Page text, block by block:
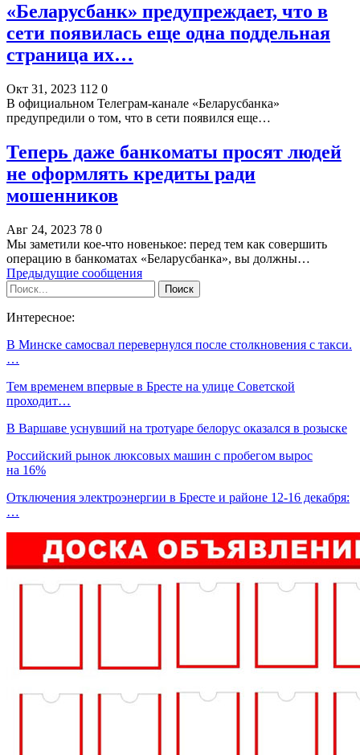
«Беларусбанк» предупреждает, что в
сети появилась еще одна поддельная
страница их…
Окт 31, 2023 112 0
В официальном Телеграм-канале «Беларусбанка»
предупредили о том, что в сети появился еще…
Теперь даже банкоматы просят людей
не оформлять кредиты ради
мошенников
Авг 24, 2023 78 0
Мы заметили кое-что новенькое: перед тем как совершить
операцию в банкоматах «Беларусбанка», вы должны…
Предыдущие сообщения
Интересное:
В Минске самосвал перевернулся после столкновения с такси.
…
Тем временем впервые в Бресте на улице Советской
проходит…
В Варшаве уснувший на тротуаре белорус оказался в розыске
Российский рынок люксовых машин с пробегом вырос
на 16%
Отключения электроэнергии в Бресте и районе 12-16 декабря:
…